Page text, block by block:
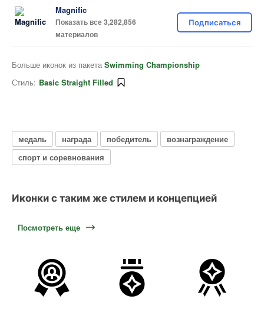
Magnific
Показать все 3,282,856
материалов
Подписаться
Больше иконок из пакета Swimming Championship
Стиль: Basic Straight Filled
медаль награда победитель
вознаграждение
спорт и соревнования
Иконки с таким же стилем и концепцией
Посмотреть еще